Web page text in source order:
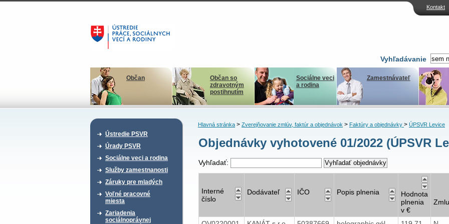
Kontakt
Vyhľadávanie
Občan
Občan so
zdravotným
postihnutím
Sociálne veci
a rodina
Zamestnávateľ
Ústredie PSVR
Úrady PSVR
Sociálne veci a rodina
Služby zamestnanosti
Záruky pre mladých
Voľné pracovné
miesta
Zariadenia
sociálnoprávnej
Hlavná stránka> Zverejňovanie zmlúv, faktúr a objednávok> Faktúry a objednávky > ÚPSVR Levice
Objednávky vyhotovené 01/2022 (ÚPSVR
Vyhľadať:
Interné
číslo
Dodávateľ IČO Popis plnenia
Hodnota
plnenia
v €